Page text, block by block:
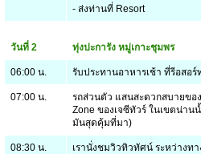
- ส่งท่านที่ Resort
วันที่ 2 ทุ่งปะการัง หมู่เกาะชุมพร
06:00 น. รับประทานอาหารเช้า ที่รีอสอร์
07:00 น.
รถส่วนตัว แสนสะดวกสบายขอ
Zone ของเจซีทัวร์ ในเขตน่าน
มันสุดคุ้มที่มา)
08:30 น. เรานั่งชมวิวทิวทัศน์ ระหว่างท